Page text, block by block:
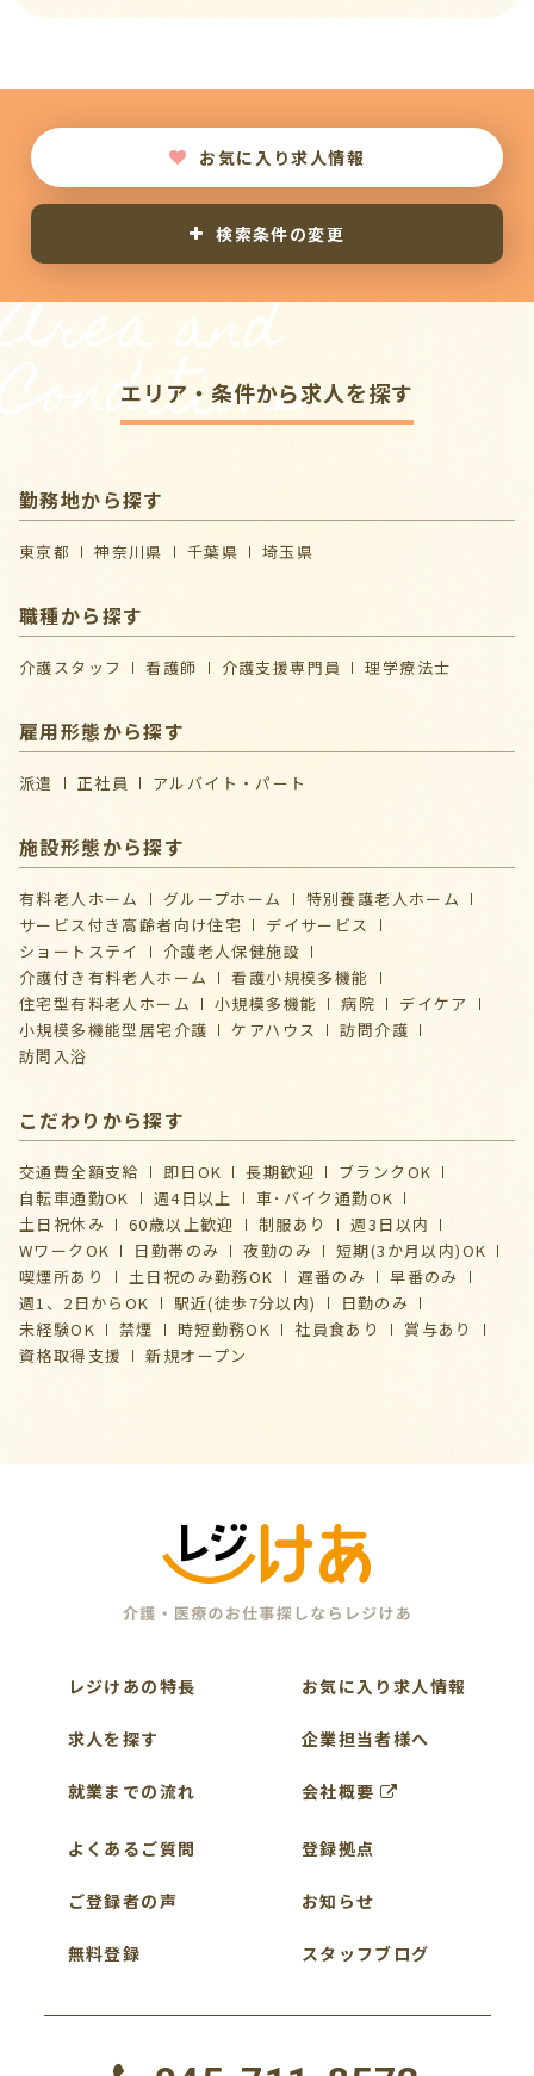
お気に入り求人情報
検索条件の変更
Area and
Conditions
エリア・条件から求人を探す
勤務地から探す
東京都 神奈川県 千葉県 埼玉県
職種から探す
介護スタッフ 看護師 介護支援専門員 理学療法士
雇用形態から探す
派遣 正社員 アルバイト・パート
施設形態から探す
有料老人ホーム グループホーム
特別養護老人ホーム
サービス付き高齢者向け住宅
デイサービス
ショートステイ
介護⽼⼈保健施設
介護付き有料老人ホーム
看護小規模多機能
住宅型有料老人ホーム
小規模多機能 病院
デイケア
⼩規模多機能型居宅介護
ケアハウス
訪問介護
訪問入浴
こだわりから探す
交通費全額支給 即日OK 長期歓迎
ブランクOK
自転車通勤OK
週4日以上
車･バイク通勤OK
土日祝休み
60歳以上歓迎 制服あり
週3日以内
WワークOK
日勤帯のみ 夜勤のみ
短期(3か月以内)OK
喫煙所あり
土日祝のみ勤務OK 遅番のみ
早番のみ
週1、2日からOK
駅近(徒歩7分以内)
日勤のみ
未経験OK
禁煙 時短勤務OK 社員食あり
賞与あり
資格取得支援
新規オープン
レジけあの特長
求人を探す
就業までの流れ
よくあるご質問
ご登録者の声
無料登録
お気に入り求人情報
企業担当者様へ
会社概要
登録拠点
お知らせ
スタッフブログ